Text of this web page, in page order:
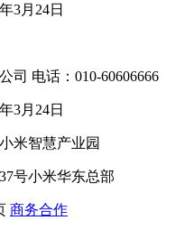
3月24日
司 电话：010-60606666
3月24日
米智慧产业园
号小米华东总部
商务合作